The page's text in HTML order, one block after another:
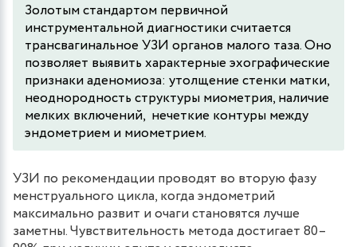
Золотым стандартом первичной
инструментальной диагностики считается
трансвагинальное УЗИ органов малого таза. Оно
позволяет выявить характерные эхографические
признаки аденомиоза: утолщение стенки матки,
неоднородность структуры миометрия, наличие
мелких включений, нечеткие контуры между
эндометрием и миометрием.
УЗИ по рекомендации проводят во вторую фазу
менструального цикла, когда эндометрий
максимально развит и очаги становятся лучше
заметны. Чувствительность метода достигает 80–